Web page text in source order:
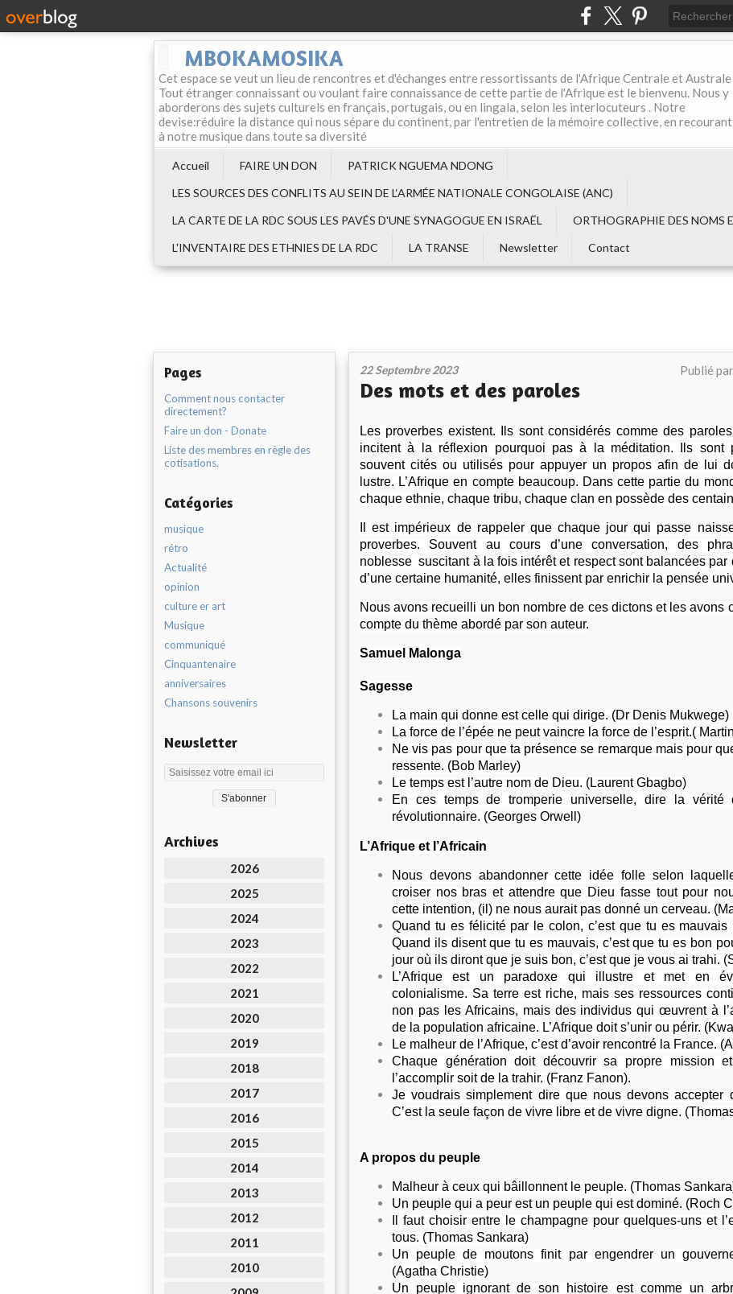
MBOKAMOSIKA
Cet espace se veut un lieu de rencontres et d'échanges entre ressortissants de l'Afrique Centrale et Australe
Tout étranger connaissant ou voulant faire connaissance de cette partie de l'Afrique est le bienvenu. Nous y
aborderons des sujets culturels en français, portugais, ou en lingala, selon les interlocuteurs . Notre
devise:réduire la distance qui nous sépare du continent, par l'entretien de la mémoire collective, en recourant
à notre musique dans toute sa diversité
Accueil FAIRE UN DON
PATRICK NGUEMA NDONG
LES SOURCES DES CONFLITS AU SEIN DE L‘ARMÉE NATIONALE CONGOLAISE (ANC)
LA CARTE DE LA RDC SOUS LES PAVÉS D'UNE SYNAGOGUE EN ISRAËL
ORTHOGRAPHIE DES NOMS
L'INVENTAIRE DES ETHNIES DE LA RDC
LA TRANSE Newsletter Contact
Pages
Comment nous contacter
directement?
Faire un don - Donate
Liste des membres en règle des
cotisations.
Catégories
musique
rétro
Actualité
opinion
culture er art
Musique
communiqué
Cinquantenaire
anniversaires
Chansons souvenirs
Newsletter
Archives
2026
2025
2024
2023
2022
2021
2020
2019
2018
2017
2016
2015
2014
2013
2012
2011
2010
22 Septembre 2023 Publié par
Des mots et des paroles
Les proverbes existent. Ils sont considérés comme des
incitent à la réflexion pourquoi pas à la méditation. Ils sont
souvent cités ou utilisés pour appuyer un propos afin de lui
lustre. L’Afrique en compte beaucoup. Dans cette partie du
chaque ethnie, chaque tribu, chaque clan en possède des
Il est impérieux de rappeler que chaque jour qui passe
proverbes. Souvent au cours d’une conversation, des
noblesse suscitant à la fois intérêt et respect sont balancées par
d’une certaine humanité, elles finissent par enrichir la pensée
Nous avons recueilli un bon nombre de ces dictons et les avons
compte du thème abordé par son auteur.
Samuel Malonga
Sagesse
La main qui donne est celle qui dirige. (Dr Denis Mukwege)
La force de l’épée ne peut vaincre la force de l’esprit.(
Ne vis pas pour que ta présence se remarque mais pour
ressente. (Bob Marley)
Le temps est l’autre nom de Dieu. (Laurent Gbagbo)
En ces temps de tromperie universelle, dire la vérité
révolutionnaire. (Georges Orwell)
L’Afrique et l’Africain
Nous devons abandonner cette idée folle selon
croiser nos bras et attendre que Dieu fasse tout pour
cette intention, (il) ne nous aurait pas donné un cerveau.
Quand tu es félicité par le colon, c’est que tu es mauvais
Quand ils disent que tu es mauvais, c’est que tu es bon
jour où ils diront que je suis bon, c’est que je vous ai trahi.
L’Afrique est un paradoxe qui illustre et met en
colonialisme. Sa terre est riche, mais ses ressources
non pas les Africains, mais des individus qui œuvrent à
de la population africaine. L’Afrique doit s’unir ou périr.
Le malheur de l’Afrique, c’est d’avoir rencontré la France.
Chaque génération doit découvrir sa propre mission
l’accomplir soit de la trahir. (Franz Fanon).
Je voudrais simplement dire que nous devons accepter
C’est la seule façon de vivre libre et de vivre digne.
A propos du peuple
Malheur à ceux qui bâillonnent le peuple. (Thomas
Un peuple qui a peur est un peuple qui est dominé. (Roch
Il faut choisir entre le champagne pour quelques-uns et
tous. (Thomas Sankara)
Un peuple de moutons finit par engendrer un
(Agatha Christie)
Un peuple ignorant de son histoire est comme un